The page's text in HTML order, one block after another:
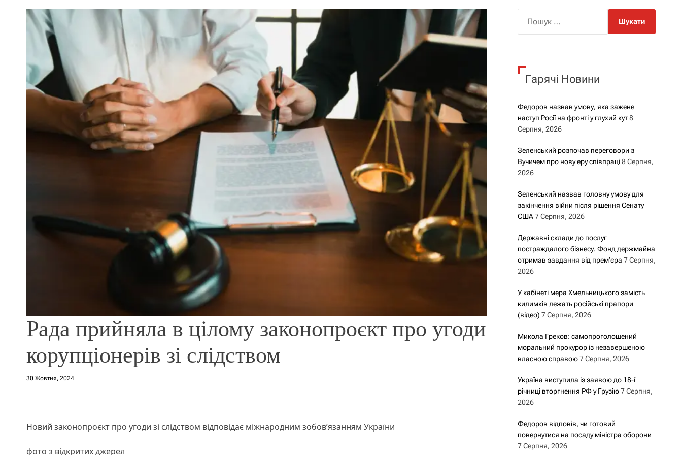
р
о
у
Рада прийняла в цілому законопроєкт про угоди
корупціонерів зі слідством
30 Жовтня, 2024
Новий законопроєкт про угоди зі слідством відповідає міжнародним зобов’язанням України
фото з відкритих джерел
к
Гарячі Новини
Федоров назвав умову, яка зажене
наступ Росії на фронті у глухий кут 8
Серпня, 2026
Зеленський розпочав переговори з
Вучичем про нову еру співпраці 8 Серпня,
2026
Зеленський назвав головну умову для
закінчення війни після рішення Сенату
США 7 Серпня, 2026
Державні склади до послуг
постраждалого бізнесу. Фонд держмайна
отримав завдання від прем’єра 7 Серпня,
2026
У кабінеті мера Хмельницького замість
килимків лежать російські прапори
(відео) 7 Серпня, 2026
Микола Греков: самопроголошений
моральний прокурор із незавершеною
власною справою 7 Серпня, 2026
Україна виступила із заявою до 18-ї
річниці вторгнення РФ у Грузію 7 Серпня,
2026
Федоров відповів, чи готовий
повернутися на посаду міністра оборони
7 Серпня, 2026